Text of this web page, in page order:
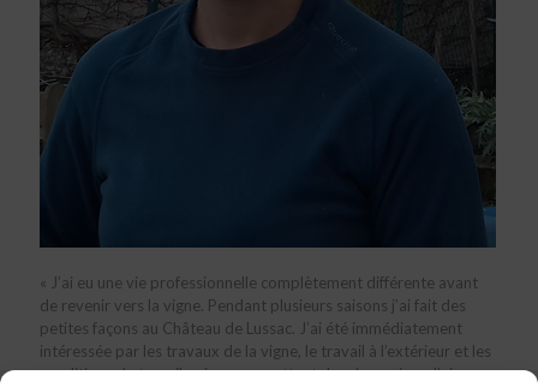
« J’ai eu une vie professionnelle complètement différente avant
de revenir vers la vigne. Pendant plusieurs saisons j’ai fait des
petites façons au Château de Lussac. J’ai été immédiatement
intéressée par les travaux de la vigne, le travail à l’extérieur et les
conditions de travail qui me permettent de m’organiser. J’ai